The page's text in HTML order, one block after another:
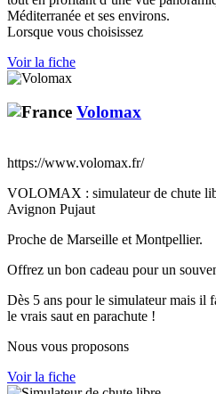
Méditerranée et ses environs.
Lorsque vous choisissez
Voir la fiche
Volomax
https://www.volomax.fr/
VOLOMAX : simulateur de chute
Avignon Pujaut
Proche de Marseille et Montpellier.
Offrez un bon cadeau pour un
Dès 5 ans pour le simulateur mais il
le vrais saut en parachute !
Nous vous proposons
Voir la fiche